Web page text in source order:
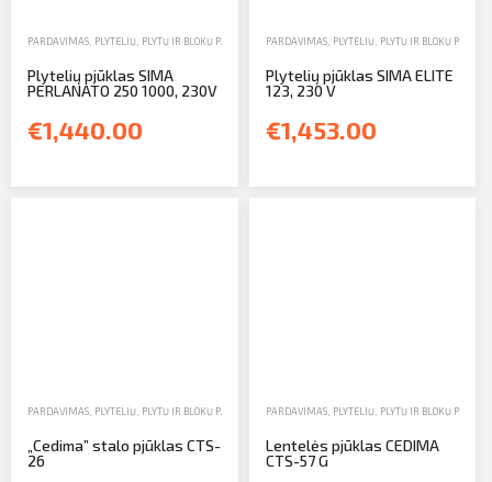
PARDAVIMAS PLYTELIŲ, PLYTŲ IR BLOKŲ PJŪKLAI STALO PJŪKLAI
Plytelių pjūklas SIMA
PERLANATO 250 1000, 230V
€1,440.00
PARDAVIMAS, PLYTELIŲ, PLYTŲ IR BLOKŲ PJŪKLAI
Plytelių pjūklas SIMA ELITE
123, 230 V
€1,453.00
PARDAVIMAS PLYTELIŲ, PLYTŲ IR BLOKŲ PJŪKLAI STALO PJŪKLAI
„Cedima” stalo pjūklas CTS-
26
PARDAVIMAS, PLYTELIŲ, PLYTŲ IR BLOKŲ PJŪKLAI
Lentelės pjūklas CEDIMA
CTS-57 G